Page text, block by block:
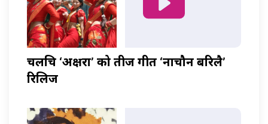
चलचित्र ‘अक्षरा’ को तीज गीत ‘नाचौन बरिलै’
रिलिज